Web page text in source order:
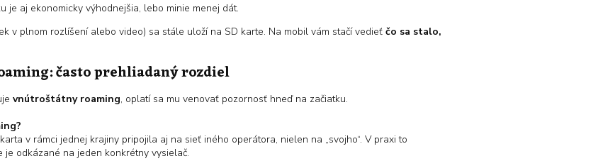
je aj ekonomicky výhodnejšia, lebo minie menej dát.
v plnom rozlíšení alebo video) sa stále uloží na SD karte. Na mobil vám stačí vedieť čo sa stalo,
často prehliadaný rozdiel
vnútroštátny roaming, oplatí sa mu venovať pozornosť hneď na začiatku.
v rámci jednej krajiny pripojila aj na sieť iného operátora, nielen na „svojho“. V praxi to
je odkázané na jeden konkrétny vysielač.